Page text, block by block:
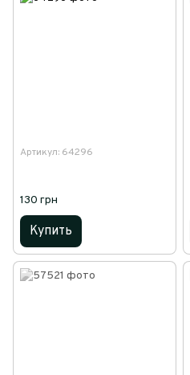
Артикул: 64296
130 грн
Купить